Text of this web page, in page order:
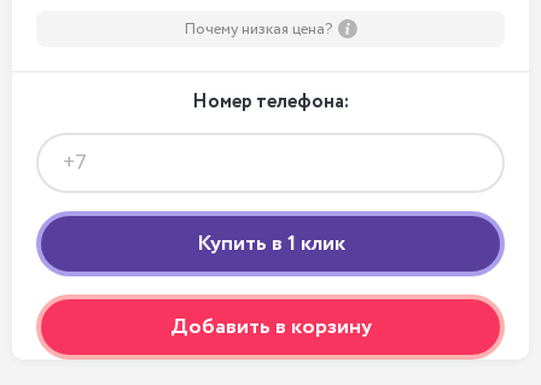
Почему низкая цена?
Номер телефона:
Добавить в корзину